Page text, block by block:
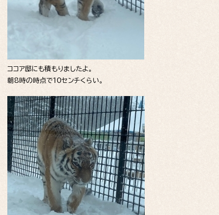
ココア邸にも積もりましたよ。
朝8時の時点で10センチくらい。